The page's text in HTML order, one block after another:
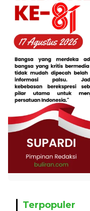
Terpopuler